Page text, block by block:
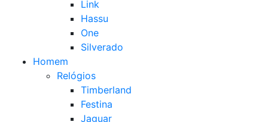
Link
Hassu
One
Silverado
Homem
Relógios
Timberland
Festina
Jaguar